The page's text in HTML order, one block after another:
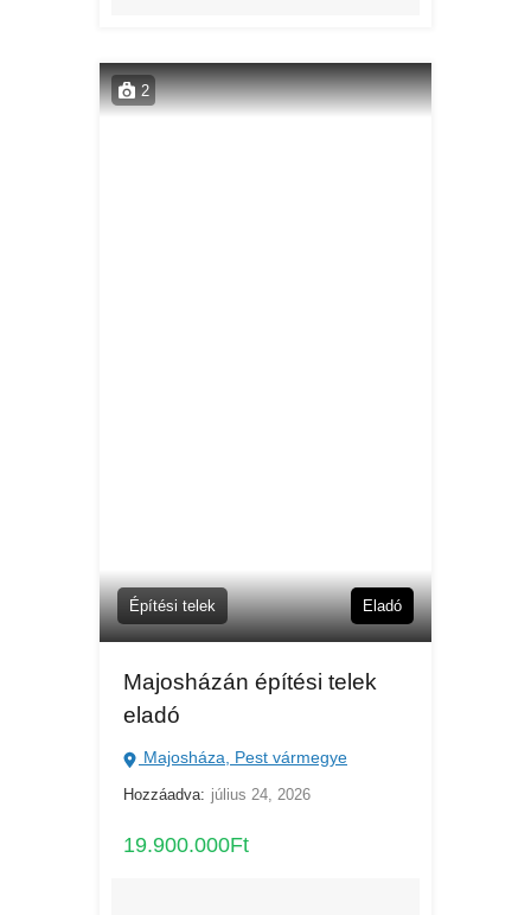
2
Építési telek Eladó
Majosházán építési telek
eladó
Majosháza, Pest vármegye
Hozzáadva: július 24, 2026
19.900.000Ft